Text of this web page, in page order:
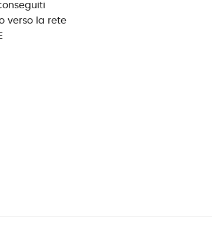
verso la rete